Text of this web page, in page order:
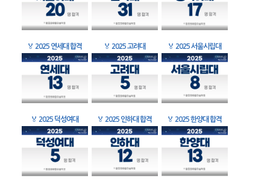
🏅 2025 연세대 합격 🏅 2025 고려대 🏅 2025 서울시립대
🏅 2025 덕성여대 🏅 2025 인하대 합격 🏅 2025 한양대 합격